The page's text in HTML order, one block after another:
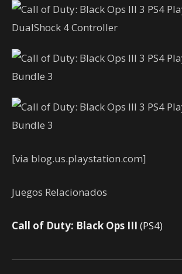
[via blog.us.playstation.com]
Juegos Relacionados
Call of Duty: Black Ops III (PS4)